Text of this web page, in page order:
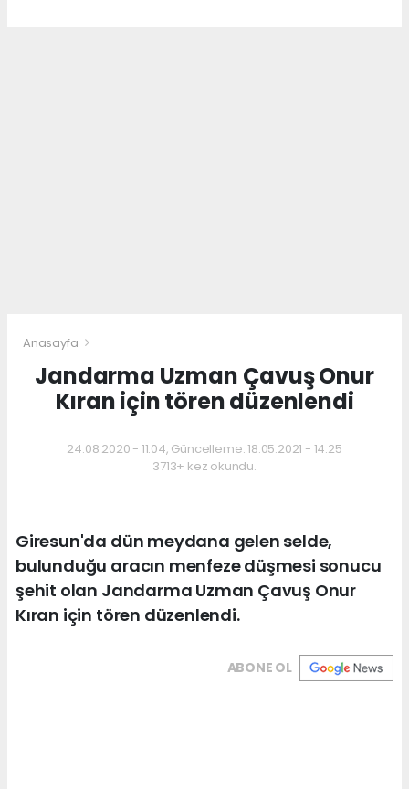
Anasayfa
Jandarma Uzman Çavuş Onur
Kıran için tören düzenlendi
24.08.2020 - 11:04, Güncelleme: 18.05.2021 - 14:25
3713+ kez okundu.
Giresun'da dün meydana gelen selde,
bulunduğu aracın menfeze düşmesi sonucu
şehit olan Jandarma Uzman Çavuş Onur
Kıran için tören düzenlendi.
ABONE OL